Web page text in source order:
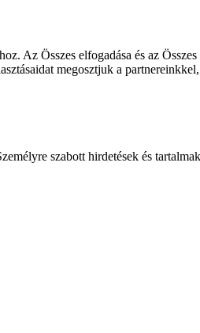
Az Összes elfogadása és az
megosztjuk a
szabott hirdetések és